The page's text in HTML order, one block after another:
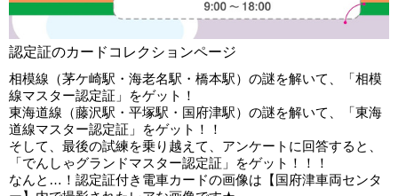
認定証のカードコレクションページ
相模線（茅ケ崎駅・海老名駅・橋本駅）の謎を解いて、「相模
線マスター認定証」をゲット！
東海道線（藤沢駅・平塚駅・国府津駅）の謎を解いて、「東海
道線マスター認定証」をゲット！！
そして、最後の試練を乗り越えて、アンケートに回答すると、
「でんしゃグランドマスター認定証」をゲット！！！
なんと…！認定証付き電車カードの画像は【国府津車両センタ